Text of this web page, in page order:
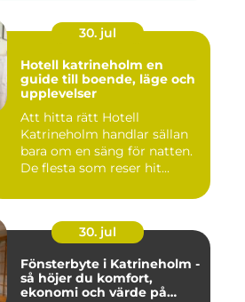
30. jul
Hotell katrineholm en
guide till boende, läge och
upplevelser
Att hitta rätt Hotell
Katrineholm handlar sällan
bara om en säng för natten.
De flesta som reser hit...
30. jul
Fönsterbyte i Katrineholm -
så höjer du komfort,
ekonomi och värde på